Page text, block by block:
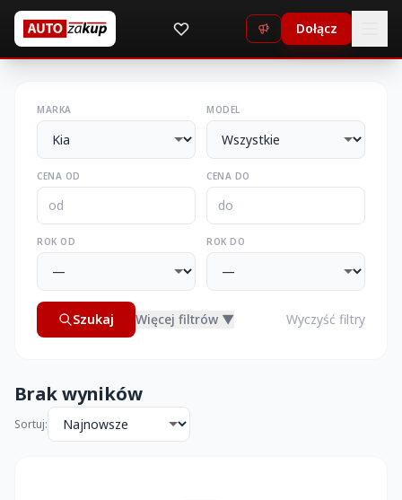
Dołącz
MARKA MODEL
CENA OD CENA DO
ROK OD ROK DO
Szukaj Więcej filtrów ▼ Wyczyść filtry
Brak wyników
Sortuj: